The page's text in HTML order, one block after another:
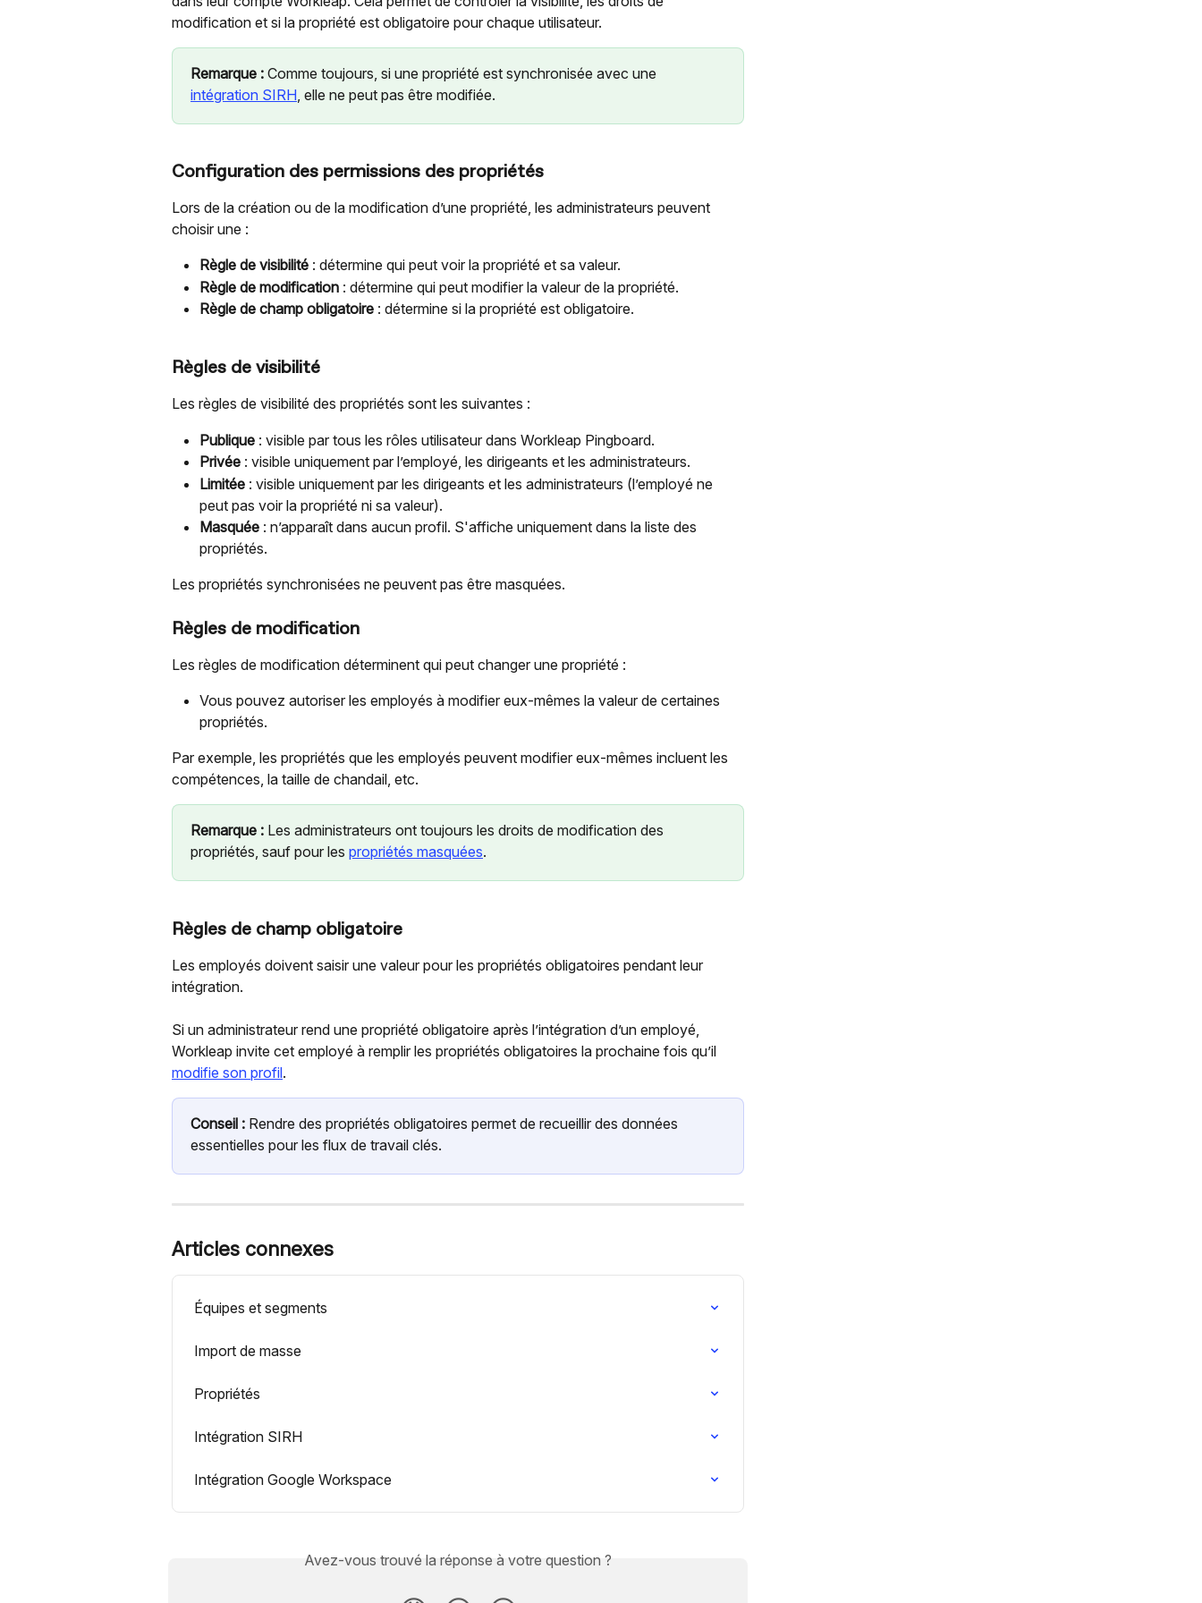
modification et si la propriété est obligatoire pour chaque utilisateur.
Remarque : Comme toujours, si une propriété est synchronisée avec une
intégration SIRH, elle ne peut pas être modifiée.
Configuration des permissions des propriétés
Lors de la création ou de la modification d’une propriété, les administrateurs peuvent
choisir une :
Règle de visibilité : détermine qui peut voir la propriété et sa valeur.
Règle de modification : détermine qui peut modifier la valeur de la propriété.
Règle de champ obligatoire : détermine si la propriété est obligatoire.
Règles de visibilité
Les règles de visibilité des propriétés sont les suivantes :
Publique : visible par tous les rôles utilisateur dans Workleap Pingboard.
Privée : visible uniquement par l’employé, les dirigeants et les administrateurs.
Limitée : visible uniquement par les dirigeants et les administrateurs (l’employé ne
peut pas voir la propriété ni sa valeur).
Masquée : n’apparaît dans aucun profil. S'affiche uniquement dans la liste des
propriétés.
Les propriétés synchronisées ne peuvent pas être masquées.
Règles de modification
Les règles de modification déterminent qui peut changer une propriété :
Vous pouvez autoriser les employés à modifier eux-mêmes la valeur de certaines
propriétés.
Par exemple, les propriétés que les employés peuvent modifier eux-mêmes incluent les
compétences, la taille de chandail, etc.
Remarque : Les administrateurs ont toujours les droits de modification des
propriétés, sauf pour les propriétés masquées.
Règles de champ obligatoire
Les employés doivent saisir une valeur pour les propriétés obligatoires pendant leur
intégration.
Si un administrateur rend une propriété obligatoire après l’intégration d’un employé,
Workleap invite cet employé à remplir les propriétés obligatoires la prochaine fois qu’il
modifie son profil.
Conseil : Rendre des propriétés obligatoires permet de recueillir des données
essentielles pour les flux de travail clés.
Articles connexes
Équipes et segments
Import de masse
Propriétés
Intégration SIRH
Intégration Google Workspace
Avez-vous trouvé la réponse à votre question ?